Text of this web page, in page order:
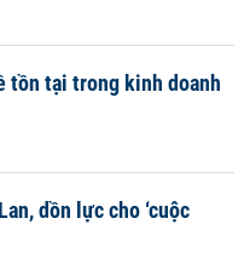
tồn tại trong kinh doanh
dồn lực cho ‘cuộc